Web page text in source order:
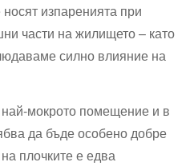
изпаренията при
части на жилището – като
силно⁤ влияние на
мокрото помещение и в⁢
да бъде особено‍ добре
плочките е​ едва